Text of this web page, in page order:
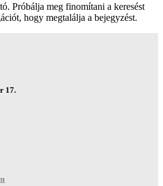
Próbálja meg finomítani a keresést
hogy megtalálja a bejegyzést.
17.